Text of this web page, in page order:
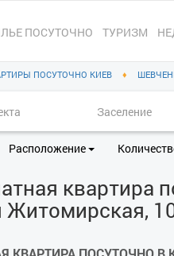
ПОСУТОЧНО ТУРИЗМ
ПОСУТОЧНО КИЕВ ♦
Расположение
квартира
Житомирская,